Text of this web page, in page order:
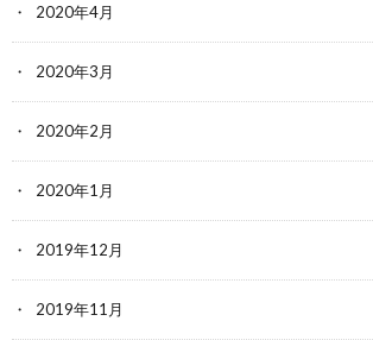
2020年4月
2020年3月
2020年2月
2020年1月
2019年12月
2019年11月